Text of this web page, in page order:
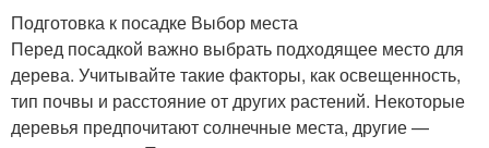
Подготовка к посадке Выбор места
Перед посадкой важно выбрать подходящее место для
дерева. Учитывайте такие факторы, как освещенность,
тип почвы и расстояние от других растений. Некоторые
деревья предпочитают солнечные места, другие —